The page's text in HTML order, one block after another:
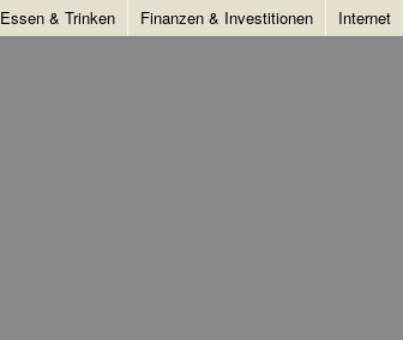
Essen & Trinken Finanzen & Investitionen Internet